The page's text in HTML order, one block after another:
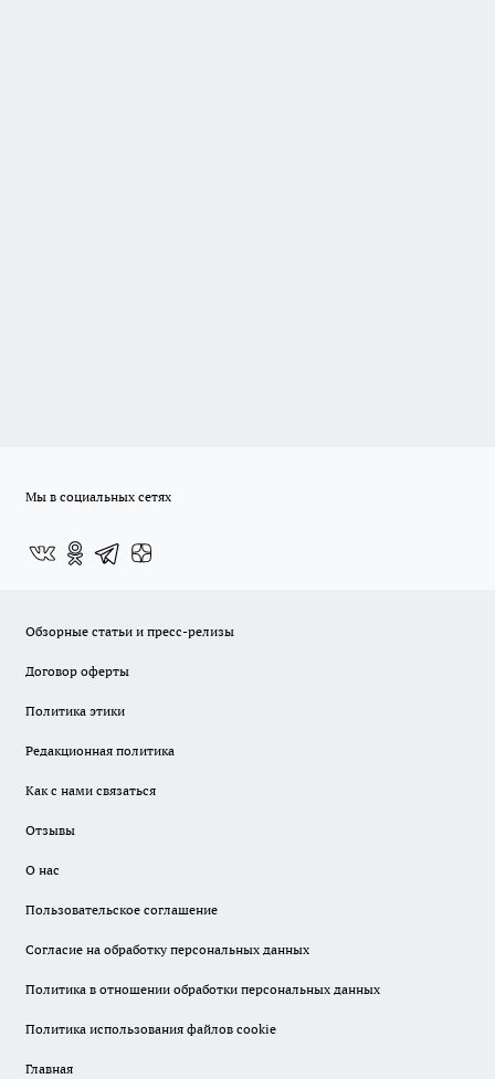
Мы в социальных сетях
Обзорные статьи и пресс-релизы
Договор оферты
Политика этики
Редакционная политика
Как с нами связаться
Отзывы
О нас
Пользовательское соглашение
Согласие на обработку персональных данных
Политика в отношении обработки персональных данных
Политика использования файлов cookie
Главная